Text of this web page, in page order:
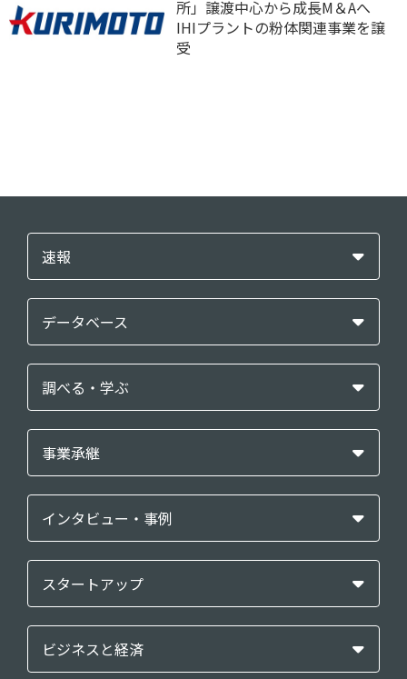
所」譲渡中心から成長M＆Aへ
IHIプラントの粉体関連事業を譲
受
速報
データベース
調べる・学ぶ
事業承継
インタビュー・事例
スタートアップ
ビジネスと経済